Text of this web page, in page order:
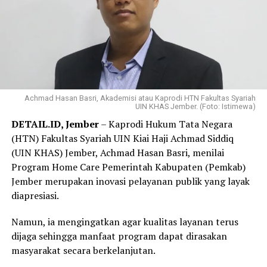
bagi peserta untuk mempersiapkan pembayaran iuran
secara lebih ringan dan terencana.
Harapannya, semakin banyak peserta yang dapat
menjaga status kepesertaan tetap aktif dan
memperoleh perlindungan kesehatan secara
berkelanjutan.
dana secara bertahap sesuai kemampuan melalui mitra
yang telah bekerja sama dengan BPJS Kesehatan.
Program ini dikembangkan dalam dua skema layanan,
yaitu digital-kolektif dan konvensional-perorangan,
sehingga dapat menjangkau berbagai kelompok
Pada skema digital-kolektif, peserta mendaftar melalui
platform mitra seperti aplikasi digital dan ekosistem
Achmad Hasan Basri, Akademisi atau Kaprodi HTN Fakultas Syariah
UIN KHAS Jember. (Foto: Istimewa)
DETAIL.ID, Jember– Kaprodi Hukum Tata Negara
(HTN) Fakultas Syariah UIN Kiai Haji Achmad Siddiq
(UIN KHAS) Jember, Achmad Hasan Basri, menilai
Program Home Care Pemerintah Kabupaten (Pemkab)
Jember merupakan inovasi pelayanan publik yang layak
diapresiasi.
Namun, ia mengingatkan agar kualitas layanan terus
dijaga sehingga manfaat program dapat dirasakan
masyarakat secara berkelanjutan.